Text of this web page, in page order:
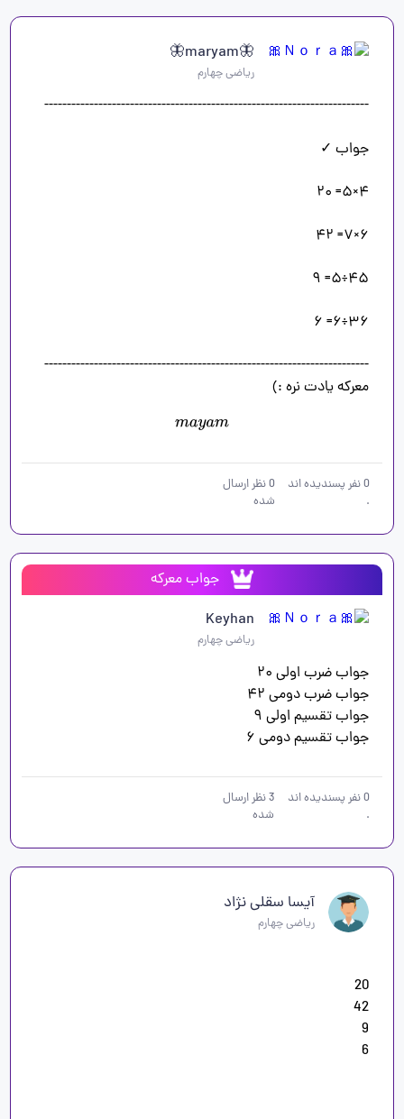
🦋maryam🦋
ریاضی چهارم
معرکه یادت نره :)
mayam
0نفر پسندیده اند
.
0نظر ارسال
شده
جواب معرکه
Keyhan
ریاضی چهارم
جواب تقسیم دومی ۶
0نفر پسندیده اند
.
3نظر ارسال
شده
آیسا سقلی نژاد
ریاضی چهارم